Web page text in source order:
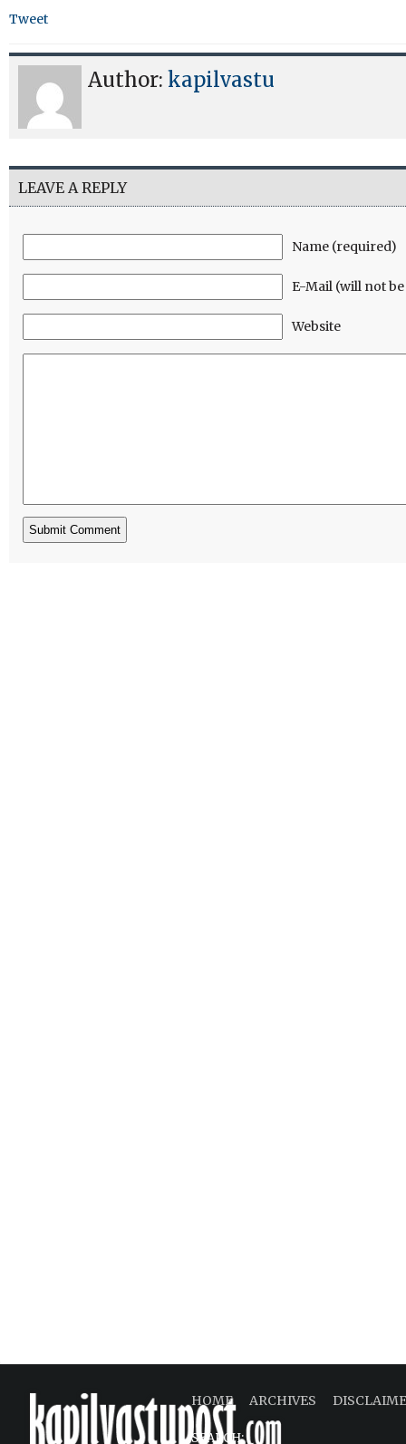
Tweet
Author: kapilvastu
LEAVE A REPLY
Name (required)
E-Mail (will not
Website
HOME ARCHIVES
SEARCH: